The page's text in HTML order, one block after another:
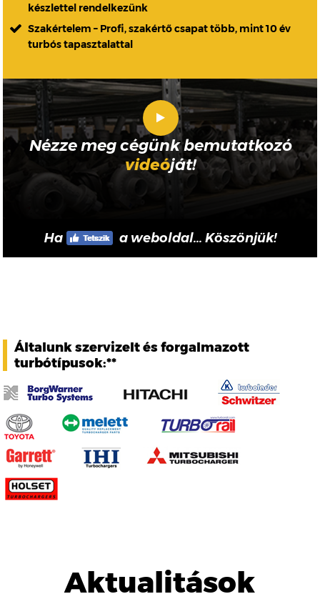
készlettel rendelkezünk
Szakértelem – Profi, szakértő csapat több, mint 10 év
turbós tapasztalattal
Nézze meg cégünk bemutatkozó
videóját!
Ha a weboldal... Köszönjük!
Általunk szervizelt és forgalmazott
turbótípusok:**
Aktualitások